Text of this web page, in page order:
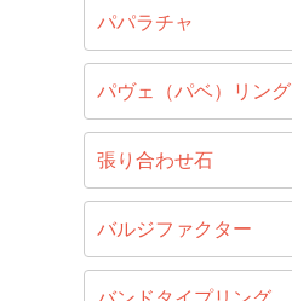
パパラチャ
パヴェ（パベ）リング
張り合わせ石
バルジファクター